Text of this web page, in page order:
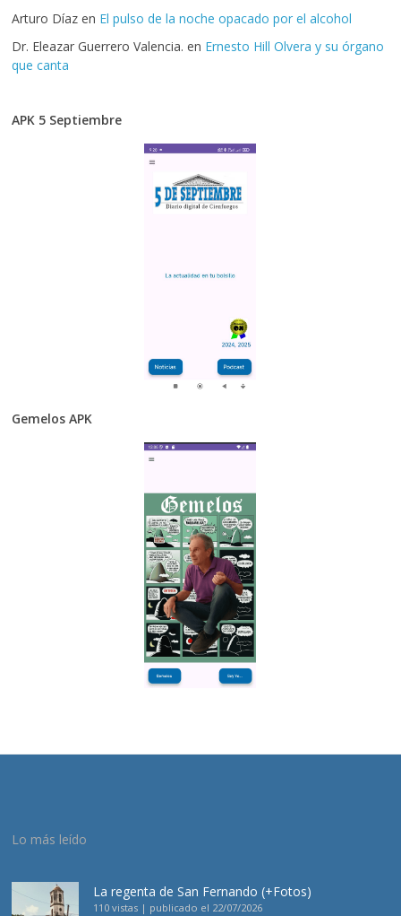
Arturo Díaz en El pulso de la noche opacado por el alcohol
Dr. Eleazar Guerrero Valencia. en Ernesto Hill Olvera y su órgano
que canta
APK 5 Septiembre
Gemelos APK
Lo más leído
La regenta de San Fernando (+Fotos)
110 vistas | publicado el 22/07/2026